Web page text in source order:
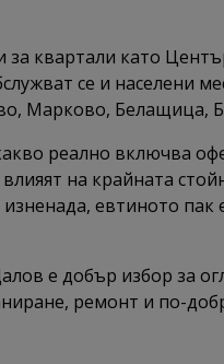
за квартали като
се и населени
Марково, Белащица,
реално включва
на крайната
евтиното пак
е добър избор за
ремонт и по-